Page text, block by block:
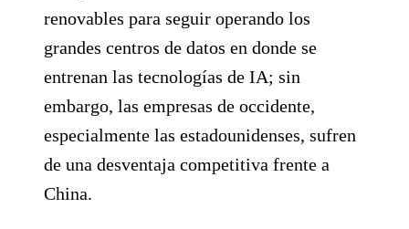
renovables para seguir operando los
grandes centros de datos en donde se
entrenan las tecnologías de IA; sin
embargo, las empresas de occidente,
especialmente las estadounidenses, sufren
de una desventaja competitiva frente a
China.